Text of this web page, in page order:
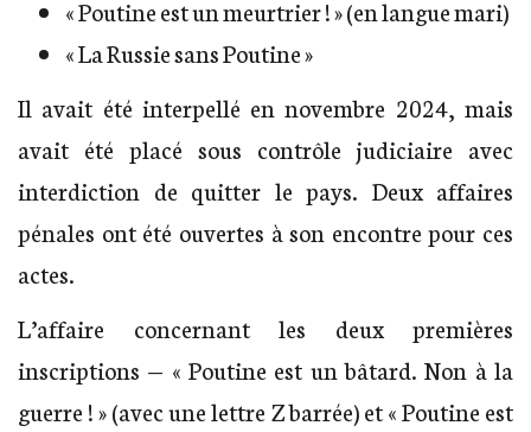
« Poutine est un meurtrier ! » (en langue mari)
« La Russie sans Poutine »
Il avait été interpellé en novembre 2024, mais
avait été placé sous contrôle judiciaire avec
interdiction de quitter le pays. Deux affaires
pénales ont été ouvertes à son encontre pour ces
actes.
L’affaire concernant les deux premières
inscriptions — « Poutine est un bâtard. Non à la
guerre ! » (avec une lettre Z barrée) et « Poutine est